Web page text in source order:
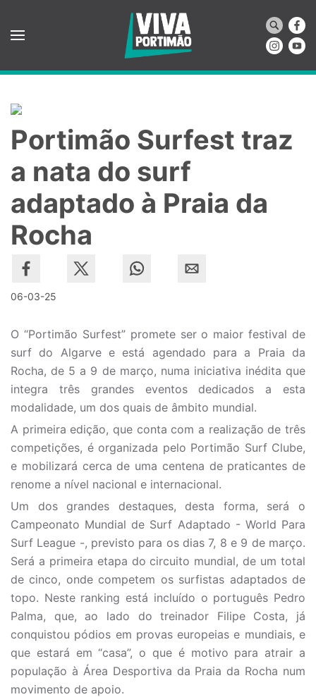
Saltar para o conteúdo principal
Portimão Surfest traz
a nata do surf
adaptado à Praia da
Rocha
06-03-25
O “Portimão Surfest” promete ser o maior festival de
surf do Algarve e está agendado para a Praia da
Rocha, de 5 a 9 de março, numa iniciativa inédita que
integra três grandes eventos dedicados a esta
modalidade, um dos quais de âmbito mundial.
A primeira edição, que conta com a realização de três
competições, é organizada pelo Portimão Surf Clube,
e mobilizará cerca de uma centena de praticantes de
renome a nível nacional e internacional.
Um dos grandes destaques, desta forma, será o
Campeonato Mundial de Surf Adaptado - World Para
Surf League -, previsto para os dias 7, 8 e 9 de março.
Será a primeira etapa do circuito mundial, de um total
de cinco, onde competem os surfistas adaptados de
topo. Neste ranking está incluído o português Pedro
Palma, que, ao lado do treinador Filipe Costa, já
conquistou pódios em provas europeias e mundiais, e
que estará em “casa”, o que é motivo para atrair a
população à Área Desportiva da Praia da Rocha num
movimento de apoio.